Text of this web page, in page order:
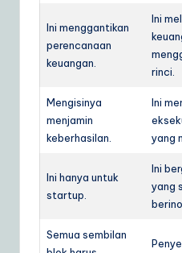
Ini menggantikan
perencanaan
keuangan.
Ini
rinci.
Mengisinya
menjamin
keberhasilan.
Ini
yang
Ini hanya untuk
startup.
Ini
yang
Semua sembilan